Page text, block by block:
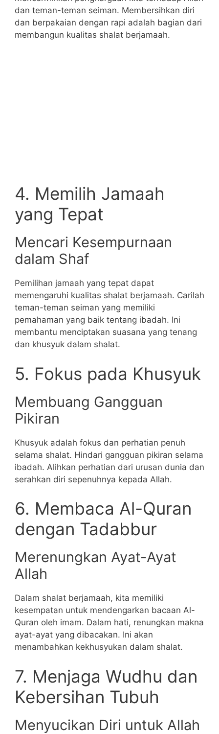
dan teman-teman seiman. Membersihkan diri
dan berpakaian dengan rapi adalah bagian dari
membangun kualitas shalat berjamaah.
4. Memilih Jamaah
yang Tepat
Mencari Kesempurnaan
dalam Shaf
Pemilihan jamaah yang tepat dapat
memengaruhi kualitas shalat berjamaah. Carilah
teman-teman seiman yang memiliki
pemahaman yang baik tentang ibadah. Ini
membantu menciptakan suasana yang tenang
dan khusyuk dalam shalat.
5. Fokus pada Khusyuk
Membuang Gangguan
Pikiran
Khusyuk adalah fokus dan perhatian penuh
selama shalat. Hindari gangguan pikiran selama
ibadah. Alihkan perhatian dari urusan dunia dan
serahkan diri sepenuhnya kepada Allah.
6. Membaca Al-Quran
dengan Tadabbur
Merenungkan Ayat-Ayat
Allah
Dalam shalat berjamaah, kita memiliki
kesempatan untuk mendengarkan bacaan Al-
Quran oleh imam. Dalam hati, renungkan makna
ayat-ayat yang dibacakan. Ini akan
menambahkan kekhusyukan dalam shalat.
7. Menjaga Wudhu dan
Kebersihan Tubuh
Menyucikan Diri untuk Allah